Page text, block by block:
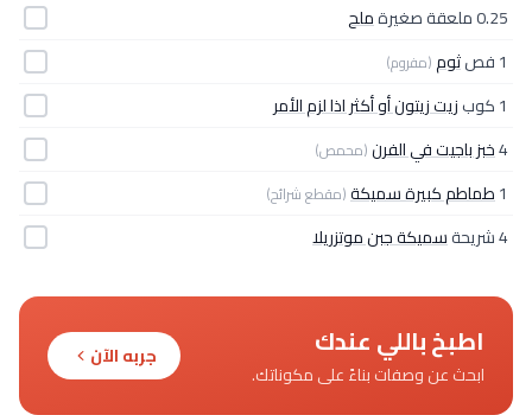
0.25 ملعقة صغيرة
ملح
1 فص
ثوم(مفروم)
1 كوب
زيت زيتون أو أكثر اذا لزم الأمر
4خبز باجيت في الفرن(محمص)
1طماطم كبيرة سميكة(مقطع شرائح)
4 شريحة سميكة جبن موتزريلا
اطبخ باللي عندك
ابحث عن وصفات بناءً على مكوناتك.
جربه الآن